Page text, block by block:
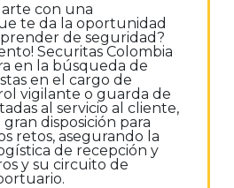
con una
te da la oportunidad
de seguridad?
Securitas Colombia
en la búsqueda de
en el cargo de
vigilante o guarda de
al servicio al cliente,
disposición para
retos, asegurando la
de recepción y
y su circuito de